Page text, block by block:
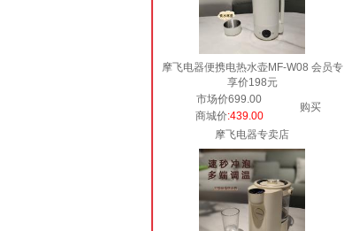
摩飞电器便携电热水壶MF-W08 会员专
享价198元
市场价699.00
购买
商城价:439.00
摩飞电器专卖店